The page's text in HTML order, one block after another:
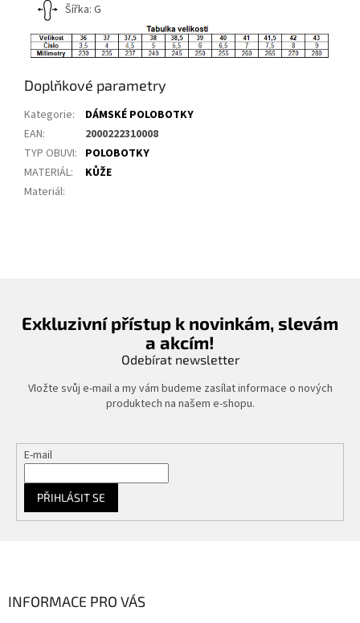
Šířka: G
Doplňkové parametry
Kategorie:
DÁMSKÉ POLOBOTKY
EAN:
2000222310008
TYP OBUVI: POLOBOTKY
MATERIÁL:
KŮŽE
Materiál:
Exkluzivní přístup k novinkám, slevám
a akcím!
Odebírat newsletter
Vložte svůj e-mail a my vám budeme zasílat informace o nových
produktech na našem e-shopu.
E-mail
PŘIHLÁSIT SE
INFORMACE PRO VÁS